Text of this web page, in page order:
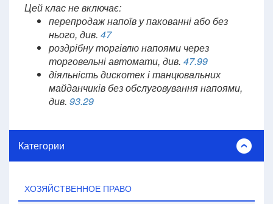
Цей клас не включає:
перепродаж напоїв у пакованні або без
нього, див. 47
роздрібну торгівлю напоями через
торговельні автомати, див. 47.99
діяльність дискотек і танцювальних
майданчиків без обслуговування напоями,
див. 93.29
Категории
ХОЗЯЙСТВЕННОЕ ПРАВО